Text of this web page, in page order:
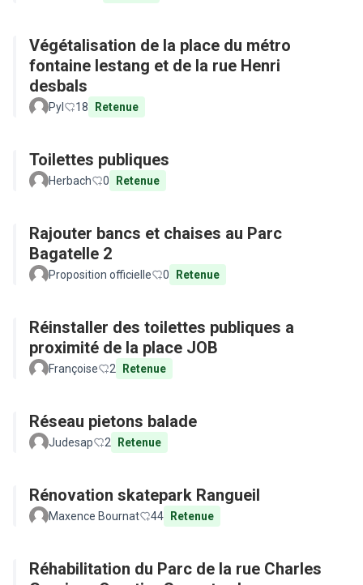
Végétalisation de la place du métro
fontaine lestang et de la rue Henri
desbals
Pyl 18 Retenue
Toilettes publiques
Herbach 0 Retenue
Rajouter bancs et chaises au Parc
Bagatelle 2
Proposition officielle 0 Retenue
Réinstaller des toilettes publiques a
proximité de la place JOB
Françoise 2 Retenue
Réseau pietons balade
Judesap 2 Retenue
Rénovation skatepark Rangueil
Maxence Bournat 44 Retenue
Réhabilitation du Parc de la rue Charles